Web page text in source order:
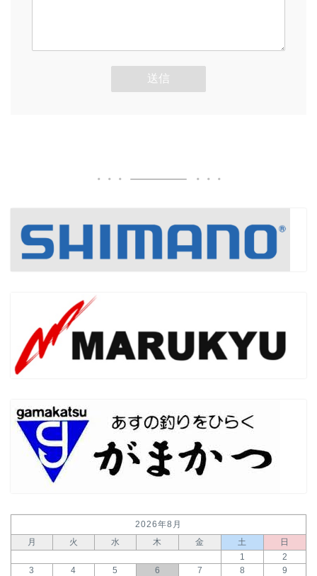
2026年8月
月
火 水 木 金 土
日
1
2
3
4 5 6 7 8 9